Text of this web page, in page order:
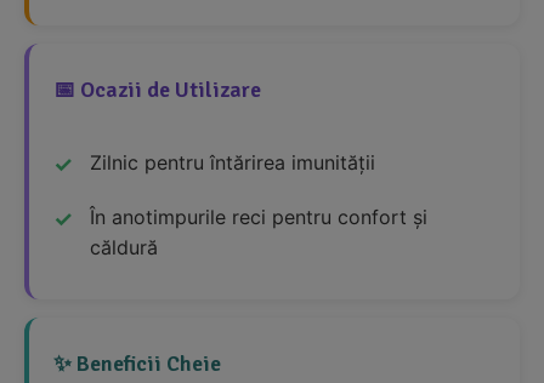
📅 Ocazii de Utilizare
Zilnic pentru întărirea imunității
În anotimpurile reci pentru confort și
căldură
✨ Beneficii Cheie